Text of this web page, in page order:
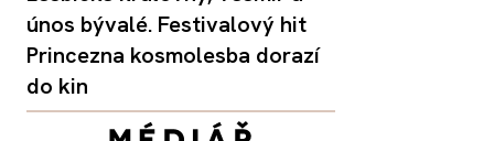
únos bývalé. Festivalový hit
Princezna kosmolesba dorazí
do kin